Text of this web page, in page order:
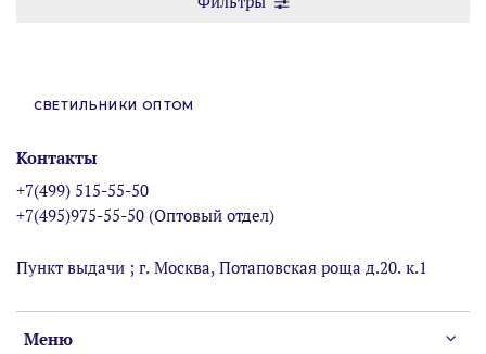
СВЕТИЛЬНИКИ ОПТОМ
Меню
Контакты
+7(499) 515-55-50
+7(495)975-55-50 (Оптовый отдел)
Пункт выдачи ; г. Москва, Потаповская роща д.20. к.1